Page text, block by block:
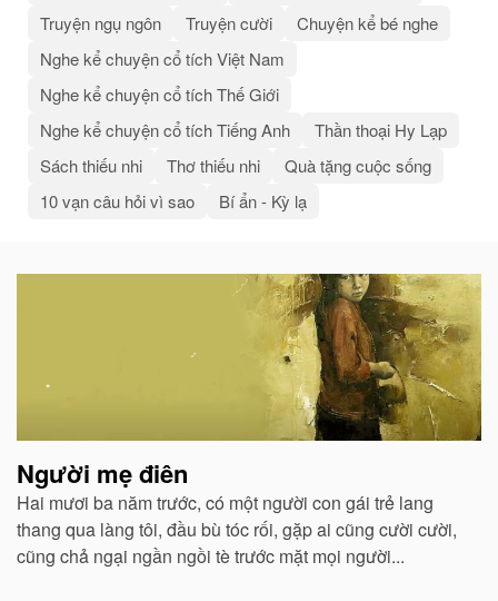
Truyện ngụ ngôn
Truyện cười
Chuyện kể bé nghe
Nghe kể chuyện cổ tích Việt Nam
Nghe kể chuyện cổ tích Thế Giới
Nghe kể chuyện cổ tích Tiếng Anh
Thần thoại Hy Lạp
Sách thiếu nhi
Thơ thiếu nhi
Quà tặng cuộc sống
10 vạn câu hỏi vì sao
Bí ẩn - Kỳ lạ
Bài
quan
Người mẹ điên
Hai mươi ba năm trước, có một người con gái trẻ lang
thang qua làng tôi, đầu bù tóc rối, gặp ai cũng cười cười,
cũng chả ngại ngần ngồi tè trước mặt mọi người...